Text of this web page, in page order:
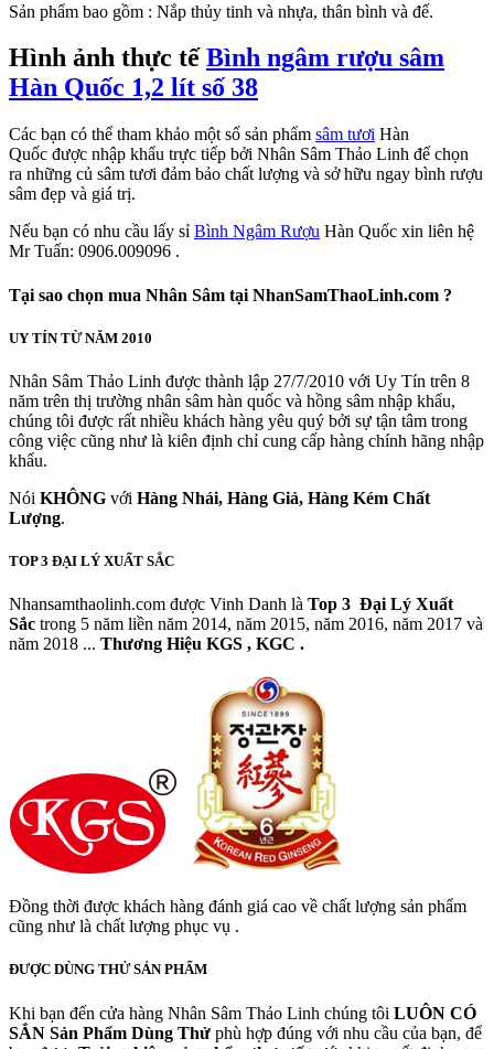
Sản phẩm bao gồm : Nắp thủy tinh và nhựa, thân bình và đế.
Hình ảnh thực tếBình ngâm rượu sâm
Hàn Quốc 1,2 lít số 38
Các bạn có thể tham khảo một số sản phẩm sâm tươi Hàn
Quốc được nhập khẩu trực tiếp bởi Nhân Sâm Thảo Linh để chọn
ra những củ sâm tươi đảm bảo chất lượng và sở hữu ngay bình rượu
sâm đẹp và giá trị.
Nếu bạn có nhu cầu lấy sỉ Bình Ngâm Rượu Hàn Quốc xin liên hệ
Mr Tuấn: 0906.009096 .
Tại sao chọn mua Nhân Sâm tại NhanSamThaoLinh.com ?
UY TÍN TỪ NĂM 2010
Nhân Sâm Thảo Linh được thành lập 27/7/2010 với Uy Tín trên 8
năm trên thị trường nhân sâm hàn quốc và hồng sâm nhập khẩu,
chúng tôi được rất nhiều khách hàng yêu quý bởi sự tận tâm trong
công việc cũng như là kiên định chỉ cung cấp hàng chính hãng nhập
khẩu.
Nói KHÔNG với Hàng Nhái, Hàng Giả, Hàng Kém Chất
Lượng.
TOP 3 ĐẠI LÝ XUẤT SẮC
Nhansamthaolinh.com được Vinh Danh là Top 3 Đại Lý Xuất
Sắc trong 5 năm liền năm 2014, năm 2015, năm 2016, năm 2017 và
năm 2018 ... Thương Hiệu KGS , KGC .
Đồng thời được khách hàng đánh giá cao về chất lượng sản phẩm
cũng như là chất lượng phục vụ .
ĐƯỢC DÙNG THỬ SẢN PHẨM
Khi bạn đến cửa hàng Nhân Sâm Thảo Linh chúng tôi LUÔN CÓ
SẲN Sản Phẩm Dùng Thử phù hợp đúng với nhu cầu của bạn, để